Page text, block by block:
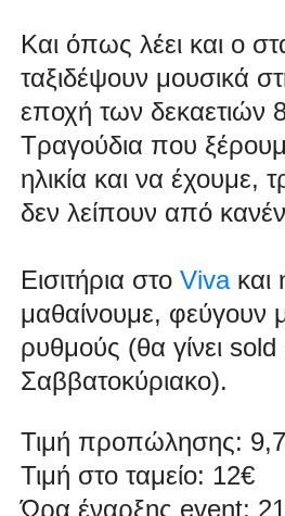
Και όπως λέει και ο
ταξιδέψουν μουσικά
εποχή των δεκαετιών
Τραγούδια που
ηλικία και να έχουμε,
δεν λείπουν από
Εισιτήρια στο Vivaκαι
μαθαίνουμε, φεύγουν
ρυθμούς (θα γίνει
Σαββατοκύριακο).
Τιμή προπώλησης:
Τιμή στο ταμείο: 12€
Ώρα έναρξης event: